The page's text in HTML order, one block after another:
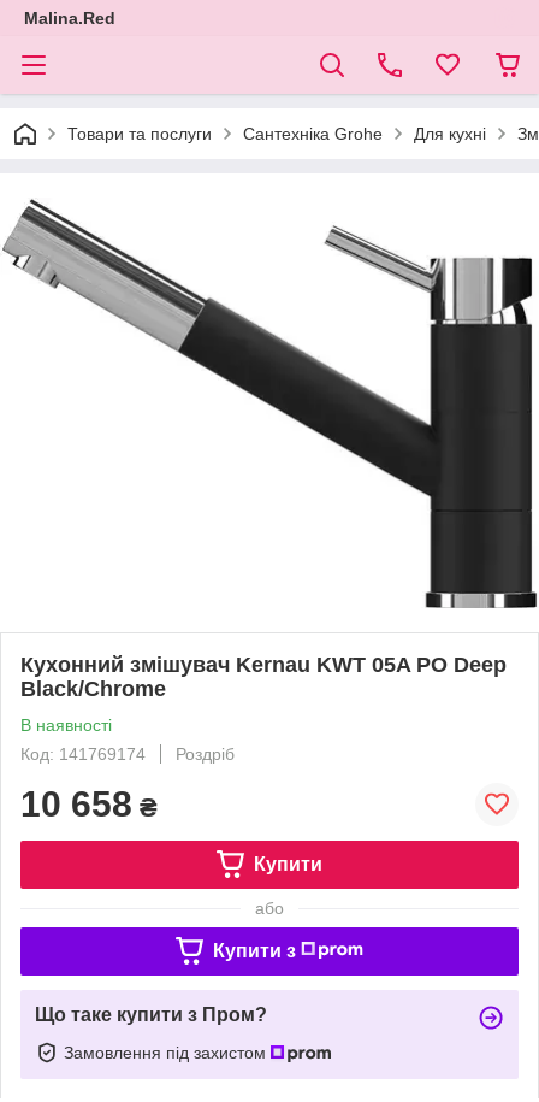
Malina.Red
Товари та послуги Сантехніка Grohe Для кухні
Кухонний змішувач Kernau KWT 05A PO Deep
Black/Chrome
В наявності
Код: 141769174
Роздріб
10 658 ₴
Купити
або
Купити з
Що таке купити з Пром?
Замовлення під захистом